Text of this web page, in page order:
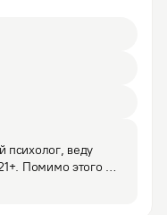
психолог, веду
Помимо этого